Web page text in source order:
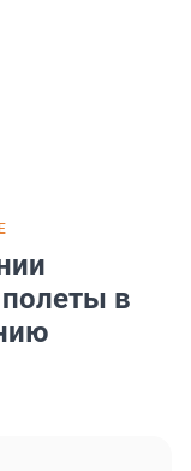
полеты в